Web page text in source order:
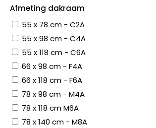
Afmeting dakraam
55 x 78 cm - C2A
55 x 98 cm - C4A
55 x 118 cm - C6A
66 x 98 cm - F4A
66 x 118 cm - F6A
78 x 98 cm - M4A
78 x 118 cm M6A
78 x 140 cm - M8A